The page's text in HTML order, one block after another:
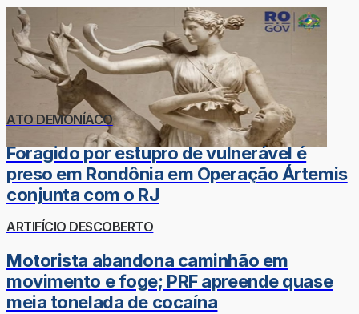
ATO DEMONÍACO
Foragido por estupro de vulnerável é
preso em Rondônia em Operação Ártemis
conjunta com o RJ
ARTIFÍCIO DESCOBERTO
Motorista abandona caminhão em
movimento e foge; PRF apreende quase
meia tonelada de cocaína